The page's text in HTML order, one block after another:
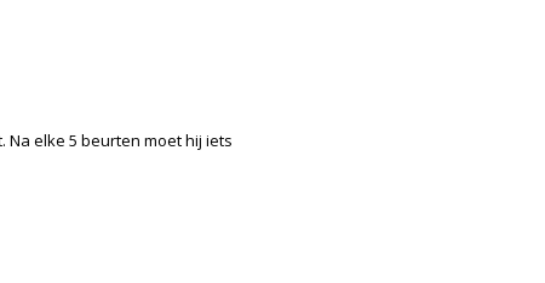
elke 5 beurten moet hij iets